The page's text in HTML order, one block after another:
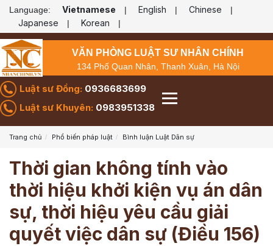
Language: Vietnamese | English | Chinese |
Japanese | Korean |
VĂN PHÒNG LUẬT SƯ NHÂN CHÍNH
134 Phố Quan Nhân, Thanh Xuân, Hà Nội
Luật sư Đồng: 0936683699
Luật sư Khuyên: 0983951338
Trang chủ Phổ biến pháp luật Bình luận Luật Dân sự
Thời gian không tính vào
thời hiệu khởi kiện vụ án dân
sự, thời hiệu yêu cầu giải
quyết việc dân sự (Điều 156)